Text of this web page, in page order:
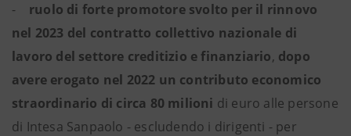
- ruolo di forte promotore svolto per il rinnovo
nel 2023 del contratto collettivo nazionale di
lavoro del settore creditizio e finanziario, dopo
avere erogato nel 2022 un contributo economico
straordinario di circa 80 milioni di euro alle persone
di Intesa Sanpaolo - escludendo i dirigenti - per